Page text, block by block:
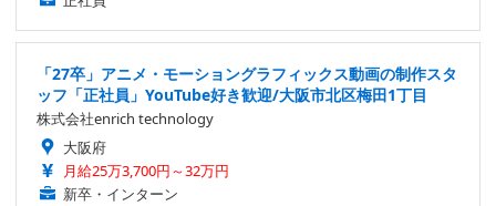
「27卒」アニメ・モーショングラフィックス動画の制作スタ
ッフ「正社員」YouTube好き歓迎/大阪市北区梅田1丁目
株式会社enrich technology
大阪府
月給25万3,700円～32万円
新卒・インターン